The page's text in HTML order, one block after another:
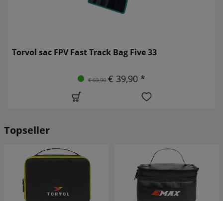
Torvol sac FPV Fast Track Bag Five 33
€ 69,90 € 39,90 *
Topseller